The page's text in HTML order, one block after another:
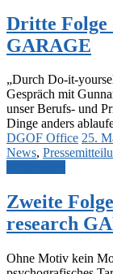
Dritte Folge
GARAGE
„Durch Do-it-
Gespräch mit
unser Berufs- und
Dinge anders
DGOF Office 25.
News,
Zweite
research
Ohne Motiv kein